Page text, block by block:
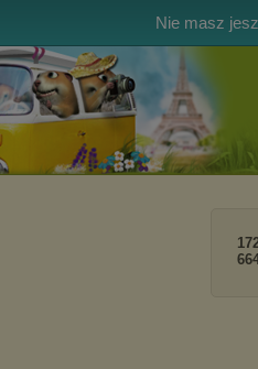
Nie masz